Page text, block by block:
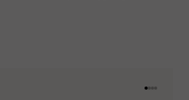
Vai
Vai
Vai
Vai